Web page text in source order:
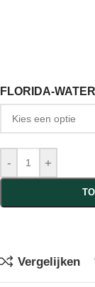
FLORIDA-WATER
- +
Vergelijken